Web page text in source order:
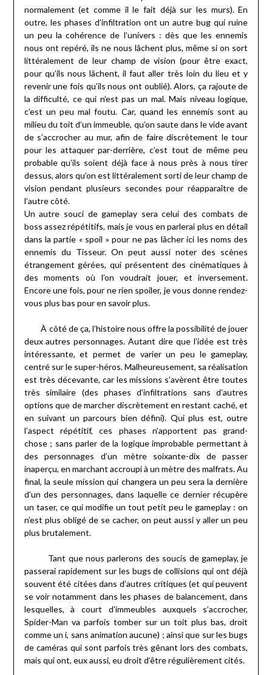
normalement (et comme il le fait déjà sur les murs). En
outre, les phases d’infiltration ont un autre bug qui ruine
un peu la cohérence de l’univers : dès que les ennemis
nous ont repéré, ils ne nous lâchent plus, même si on sort
littéralement de leur champ de vision (pour être exact,
pour qu’ils nous lâchent, il faut aller très loin du lieu et y
revenir une fois qu’ils nous ont oublié). Alors, ça rajoute de
la difficulté, ce qui n’est pas un mal. Mais niveau logique,
c’est un peu mal foutu. Car, quand les ennemis sont au
milieu du toit d’un immeuble, qu’on saute dans le vide avant
de s’accrocher au mur, afin de faire discrètement le tour
pour les attaquer par-derrière, c’est tout de même peu
probable qu’ils soient déjà face à nous près à nous tirer
dessus, alors qu’on est littéralement sorti de leur champ de
vision pendant plusieurs secondes pour réapparaître de
l’autre côté.
Un autre souci de gameplay sera celui des combats de
boss assez répétitifs, mais je vous en parlerai plus en détail
dans la partie « spoil » pour ne pas lâcher ici les noms des
ennemis du Tisseur. On peut aussi noter des scènes
étrangement gérées, qui présentent des cinématiques à
des moments où l’on voudrait jouer, et inversement.
Encore une fois, pour ne rien spoiler, je vous donne rendez-
vous plus bas pour en savoir plus.
À côté de ça, l’histoire nous offre la possibilité de jouer
deux autres personnages. Autant dire que l’idée est très
intéressante, et permet de varier un peu le gameplay,
centré sur le super-héros. Malheureusement, sa réalisation
est très décevante, car les missions s’avèrent être toutes
très similaire (des phases d’infiltrations sans d’autres
options que de marcher discrètement en restant caché, et
en suivant un parcours bien défini). Qui plus est, outre
l’aspect répétitif, ces phases n’apportent pas grand-
chose ; sans parler de la logique improbable permettant à
des personnages d’un mètre soixante-dix de passer
inaperçu, en marchant accroupi à un mètre des malfrats. Au
final, la seule mission qui changera un peu sera la dernière
d’un des personnages, dans laquelle ce dernier récupère
un taser, ce qui modifie un tout petit peu le gameplay : on
n’est plus obligé de se cacher, on peut aussi y aller un peu
plus brutalement.
Tant que nous parlerons des soucis de gameplay, je
passerai rapidement sur les bugs de collisions qui ont déjà
souvent été citées dans d’autres critiques (et qui peuvent
se voir notamment dans les phases de balancement, dans
lesquelles, à court d’immeubles auxquels s’accrocher,
Spider-Man va parfois tomber sur un toit plus bas, droit
comme un i, sans animation aucune) ; ainsi que sur les bugs
de caméras qui sont parfois très gênant lors des combats,
mais qui ont, eux aussi, eu droit d’être régulièrement cités.